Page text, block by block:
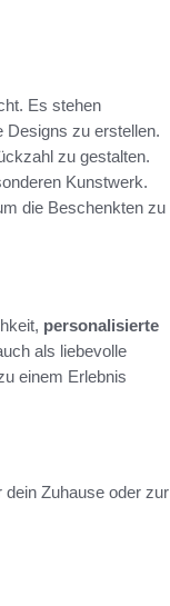
Es stehen
Designs zu erstellen.
zu gestalten.
Kunstwerk.
die Beschenkten zu
personalisierte
als liebevolle
einem Erlebnis
dein Zuhause oder zur